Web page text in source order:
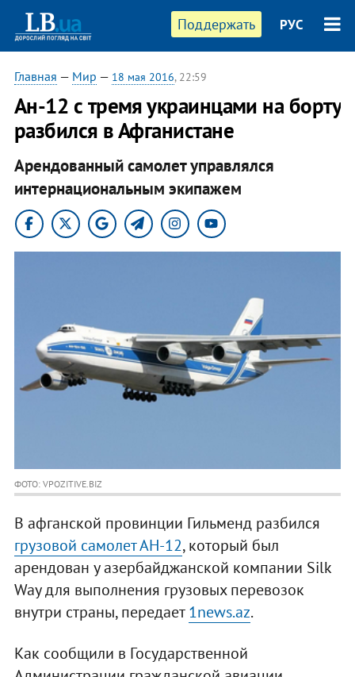
Поддержать РУС
Главная — Мир — 18 мая 2016, 22:59
Ан-12 с тремя украинцами на борту
разбился в Афганистане
Арендованный самолет управлялся
интернациональным экипажем
ФОТО: VPOZITIVE.BIZ
В афганской провинции Гильменд разбился
грузовой самолет АН-12, который был
арендован у азербайджанской компании Silk
Way для выполнения грузовых перевозок
внутри страны, передает1news.az.
Как сообщили в Государственной